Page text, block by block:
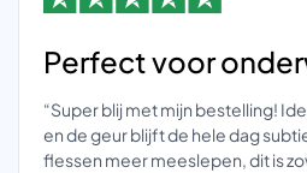
Perfect voor
“Super blij met mijn bestelling!
en de geur blijft de hele dag
flessen meer meeslepen, dit is